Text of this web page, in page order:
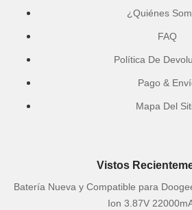
¿Quiénes
FAQ
Política De
Pago &
Mapa Del
Vistos
Batería Nueva y Compatible para
Ion 3.87V